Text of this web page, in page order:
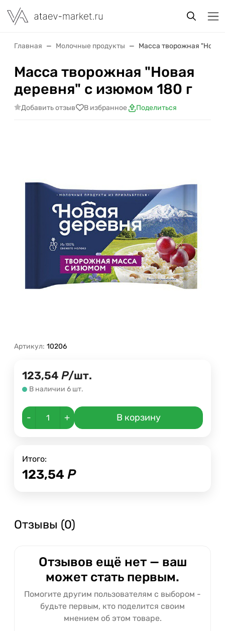
Главная Молочные продукты Масса творожная
Масса творожная "Новая
деревня" с изюмом 180 г
Добавить отзыв В избранное Поделиться
Артикул: 10206
123,54 Р/шт.
В наличии 6 шт.
- + В корзину
Итого:
123,54 Р
Отзывы (0)
Отзывов ещё нет — ваш
может стать первым.
Помогите другим пользователям с выбором -
будьте первым, кто поделится своим
мнением об этом товаре.